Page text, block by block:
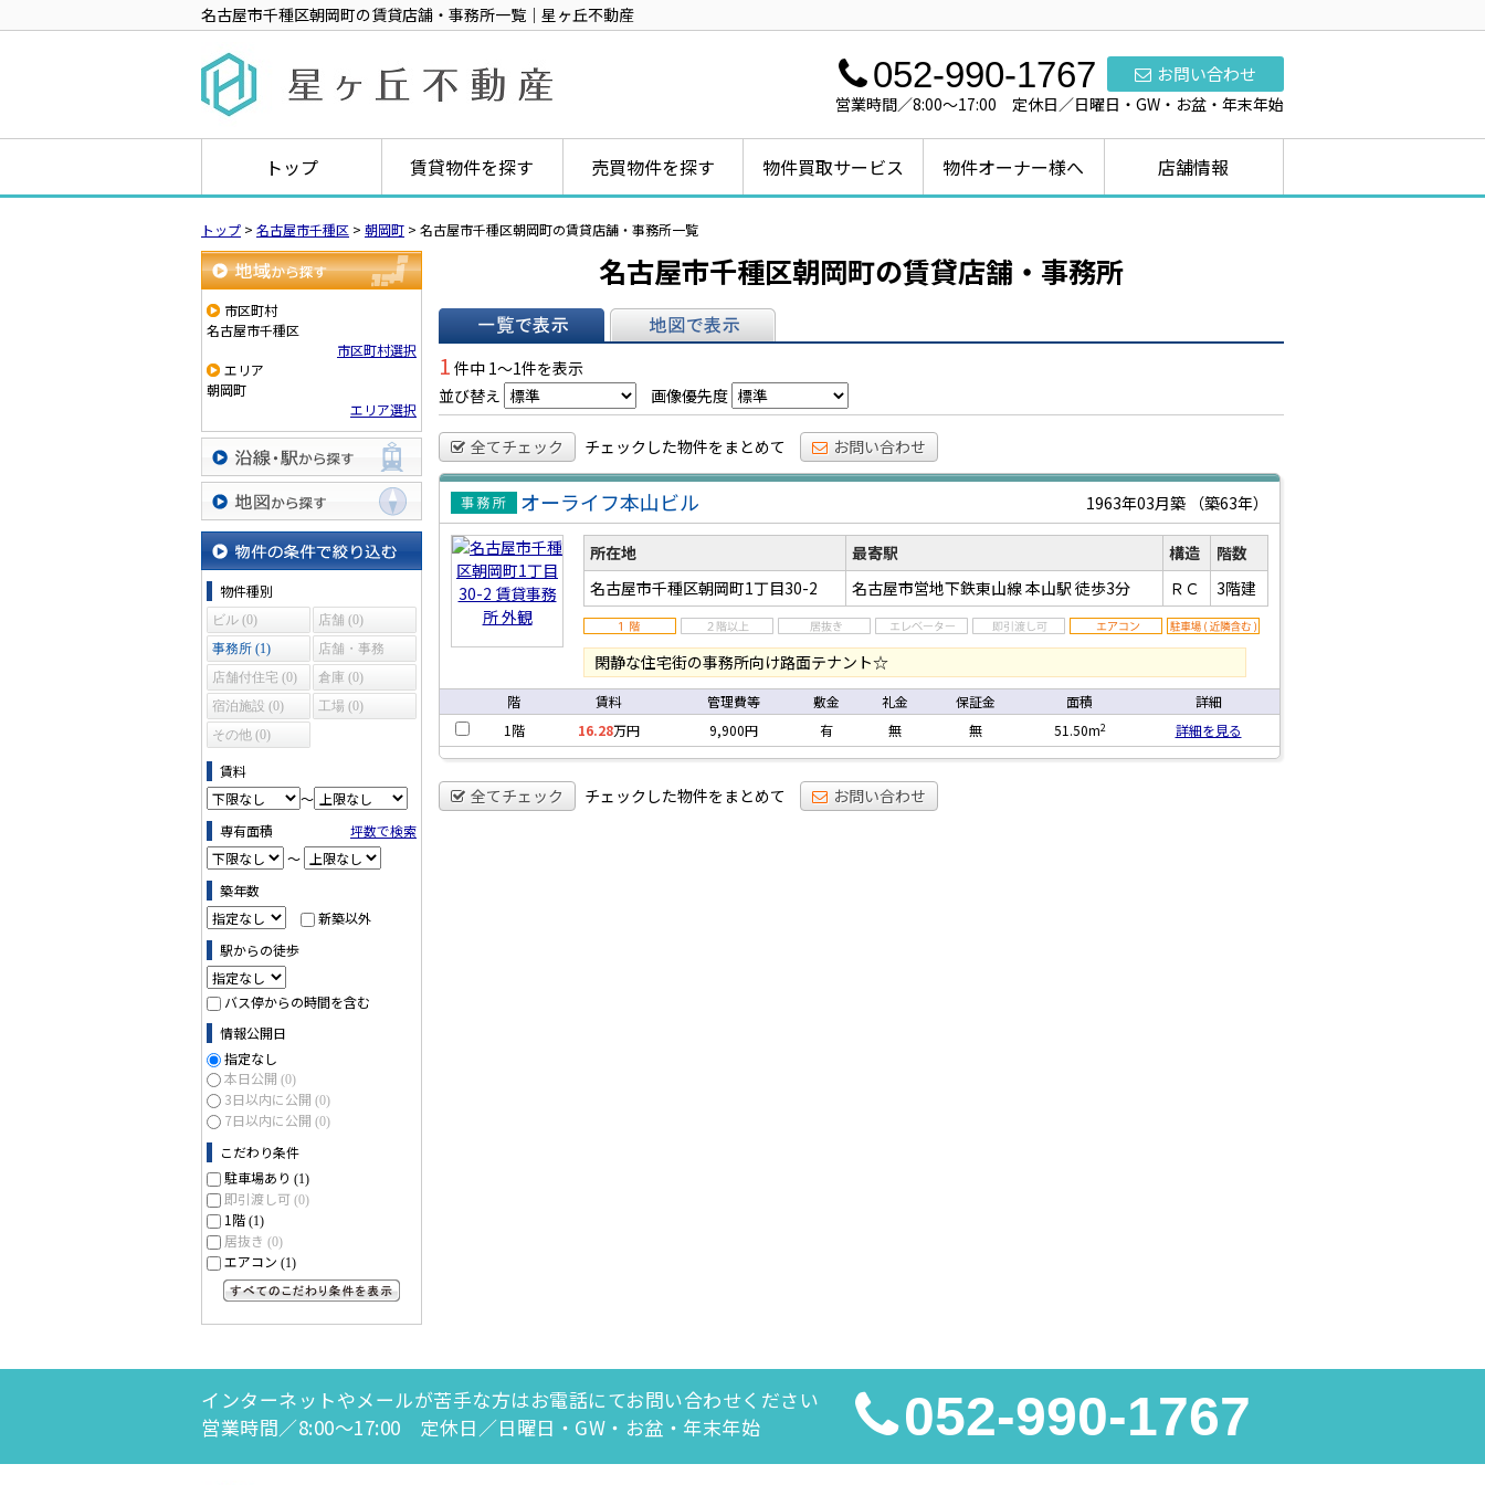
名古屋市千種区朝岡町の賃貸店舗・事務所一覧｜星ヶ丘不動産
お問い合わせ
052-990-1767
営業時間／8:00～17:00 定休日／日曜日・GW・お盆・年末年始
トップ 賃貸物件を探す 売買物件を探す 物件買取サービス 物件オーナー様へ 店舗情報
トップ > 名古屋市千種区 > 朝岡町 > 名古屋市千種区朝岡町の賃貸店舗・事務所一覧
地域から探す
市区町村
名古屋市千種区
市区町村選択
エリア
朝岡町
エリア選択
沿線・駅から探す
地図から探す
物件の条件で絞り込む
物件種別
ビル (0)
店舗 (0)
事務所 (1)
店舗・事務
所 (0)
店舗付住宅 (0)
倉庫 (0)
宿泊施設 (0)
工場 (0)
その他 (0)
賃料
～
専有面積
坪数で検索
～
築年数
新築以外
駅からの徒歩
バス停からの時間を含む
情報公開日
指定なし
本日公開 (0)
3日以内に公開 (0)
7日以内に公開 (0)
こだわり条件
駐車場あり (1)
即引渡し可 (0)
1階 (1)
居抜き (0)
エアコン (1)
名古屋市千種区朝岡町の賃貸店舗・事務所
1 件中 1～1件を表示
並び替え
画像優先度
全てチェック チェックした物件をまとめて お問い合わせ
賃貸事務
所
オーライフ本山ビル 1963年03月築 （築63年）
所在地 最寄駅 構造
階数
名古屋市千種区朝岡町1丁目30-2
名古屋市営地下鉄東山線 本山駅 徒歩3分 ＲＣ 3階建
閑静な住宅街の事務所向け路面テナント☆
階 賃料 管理費等 敷金 礼金 保証金 面積
詳細
1階
16.28万円 9,900円 有 無 無 51.50m2 詳細を見る
全てチェック チェックした物件をまとめて お問い合わせ
インターネットやメールが苦手な方はお電話にてお問い合わせください
営業時間／8:00～17:00 定休日／日曜日・GW・お盆・年末年始
052-990-1767